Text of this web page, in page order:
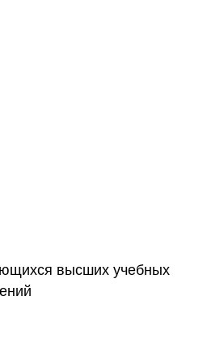
высших учебных